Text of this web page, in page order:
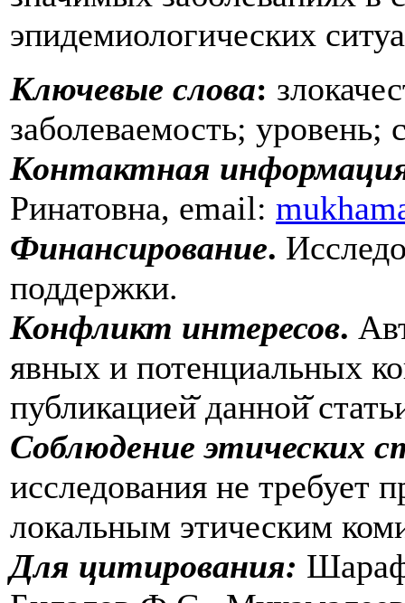
эпидемиологических
Ключевые слова:
заболеваемость; уровень;
Контактная
Ринатовна, email:
Финансирование.
поддержки.
Конфликт интересов.
явных и потенциальных
публикацией̆ данной̆
Соблюдение этических
исследования не требует
локальным этическим
Для цитирования: